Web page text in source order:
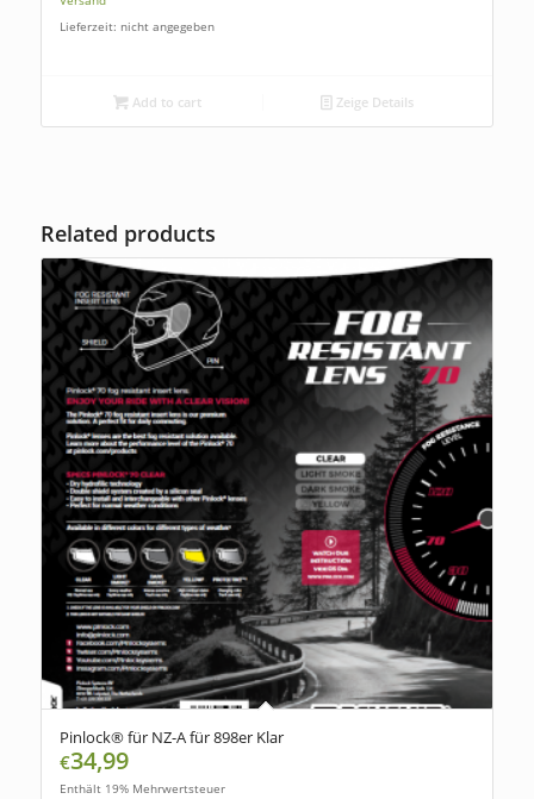
Lieferzeit: nicht angegeben
Add to cart Zeige Details
Related products
Pinlock® für NZ-A für 898er Klar
€34,99
Enthält 19% Mehrwertsteuer